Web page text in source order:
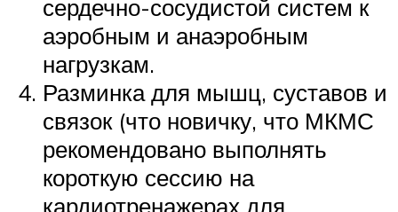
сердечно-сосудистой систем к
аэробным и анаэробным
нагрузкам.
Разминка для мышц, суставов и
связок (что новичку, что МКМС
рекомендовано выполнять
короткую сессию на
кардиотренажерах для